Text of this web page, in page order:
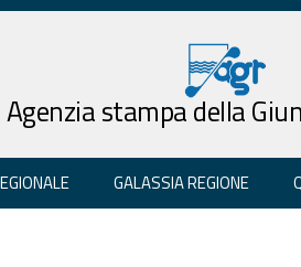
Agenzia stampa della
GALASSIA REGIONE